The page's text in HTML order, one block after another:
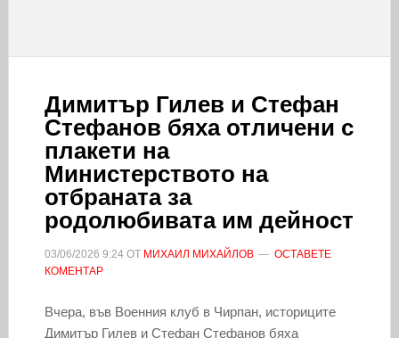
Димитър Гилев и Стефан
Стефанов бяха отличени с
плакети на
Министерството на
отбраната за
родолюбивата им дейност
03/06/2026 9:24ОТ МИХАИЛ МИХАЙЛОВ
ОСТАВЕТЕ
КОМЕНТАР
Вчера, във Военния клуб в Чирпан, историците
Димитър Гилев и Стефан Стефанов бяха